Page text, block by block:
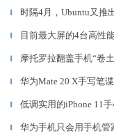
▎ 时隔4月，Ubuntu又推
▎ 目前最大屏的4台高性
▎ 摩托罗拉翻盖手机“卷
▎ 华为Mate 20 X手写笔
▎ 低调实用的iPhone 11
▎ 华为手机只会用手机管